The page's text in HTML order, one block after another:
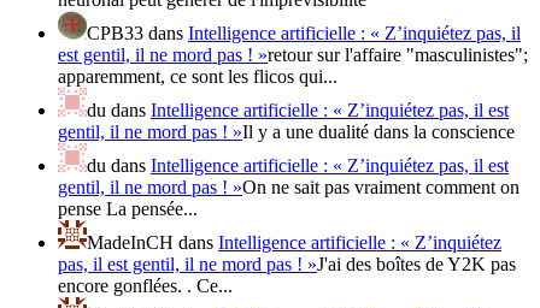
CPB33 dans Intelligence artificielle : « Z’inquiétez pas, il
est gentil, il ne mord pas ! »retour sur l'affaire "masculinistes";
apparemment, ce sont les flicos qui...
du dans Intelligence artificielle : « Z’inquiétez pas, il est
gentil, il ne mord pas ! »Il y a une dualité dans la conscience
du dans Intelligence artificielle : « Z’inquiétez pas, il est
gentil, il ne mord pas ! »On ne sait pas vraiment comment on
pense La pensée...
MadeInCH dans Intelligence artificielle : « Z’inquiétez
pas, il est gentil, il ne mord pas ! »J'ai des boîtes de Y2K pas
encore gonflées. . Ce...